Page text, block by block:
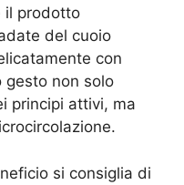
il prodotto
del cuoio
con
gesto non solo
principi attivi, ma
si consiglia di